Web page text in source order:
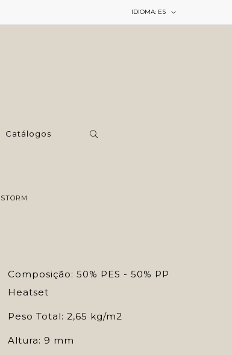
IDIOMA: ES
Catálogos
STORM
Composição: 50% PES - 50% PP
Heatset
Peso Total: 2,65 kg/m2
Altura: 9 mm